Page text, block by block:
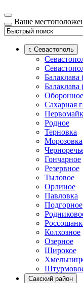
Ваше
г. Севастополь
Балаклава
Оборонное
Сахарная
Родное
Терновка
Морозовка
Гончарное
Резервное
Тыловое
Орлиное
Павловка
Подгорное
Колхозное
Озерное
Широкое
Сакский район